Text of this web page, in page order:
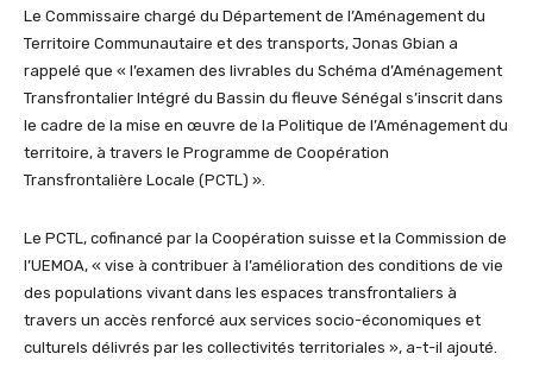
Le Commissaire chargé du Département de l’Aménagement du
Territoire Communautaire et des transports, Jonas Gbian a
rappelé que « l’examen des livrables du Schéma d’Aménagement
Transfrontalier Intégré du Bassin du fleuve Sénégal s’inscrit dans
le cadre de la mise en œuvre de la Politique de l’Aménagement du
territoire, à travers le Programme de Coopération
Transfrontalière Locale (PCTL) ».
Le PCTL, cofinancé par la Coopération suisse et la Commission de
l’UEMOA, « vise à contribuer à l’amélioration des conditions de vie
des populations vivant dans les espaces transfrontaliers à
travers un accès renforcé aux services socio-économiques et
culturels délivrés par les collectivités territoriales », a-t-il ajouté.